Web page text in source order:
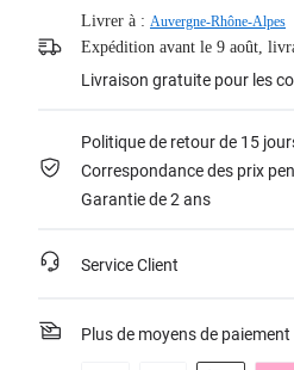
Livrer à : Auvergne-Rhône-Alpes
Expédition avant le 9 août,
Livraison gratuite pour les
Politique de retour de 15
Correspondance des prix
Garantie de 2 ans
Service Client
Plus de moyens de paiement